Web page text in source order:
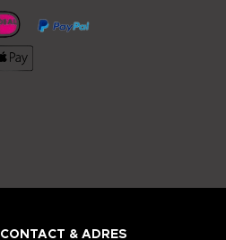
CONTACT & ADRES